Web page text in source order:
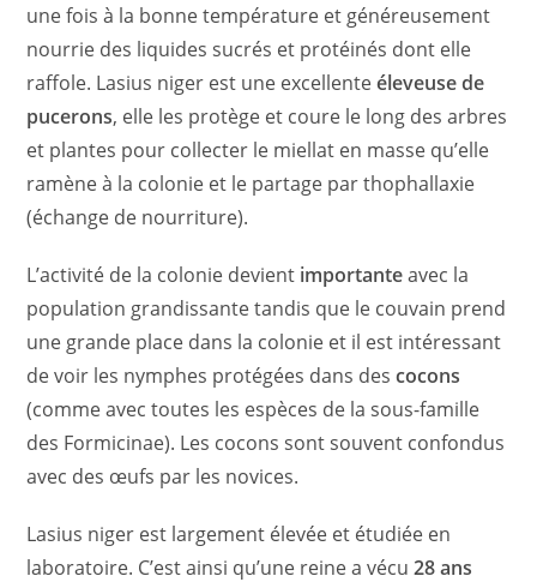
une fois à la bonne température et généreusement
nourrie des liquides sucrés et protéinés dont elle
raffole. Lasius niger est une excellenteéleveuse de
pucerons, elle les protège et coure le long des arbres
et plantes pour collecter le miellat en masse qu’elle
ramène à la colonie et le partage par thophallaxie
(échange de nourriture).
L’activité de la colonie devient importanteavec la
population grandissante tandis que le couvain prend
une grande place dans la colonie et il est intéressant
de voir les nymphes protégées dans descocons
(comme avec toutes les espèces de la sous-famille
des Formicinae). Les cocons sont souvent confondus
avec des œufs par les novices.
Lasius niger est largement élevée et étudiée en
laboratoire. C’est ainsi qu’une reine a vécu28 ans